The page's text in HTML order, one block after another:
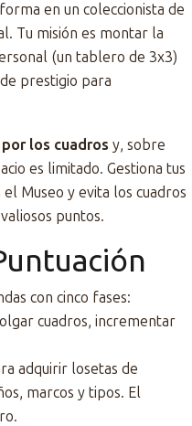
en un coleccionista de
Tu misión es montar la
(un tablero de 3x3)
prestigio para
los cuadros y, sobre
es limitado. Gestiona tus
Museo y evita los cuadros
puntos.
con cinco fases:
cuadros, incrementar
adquirir losetas de
marcos y tipos. El